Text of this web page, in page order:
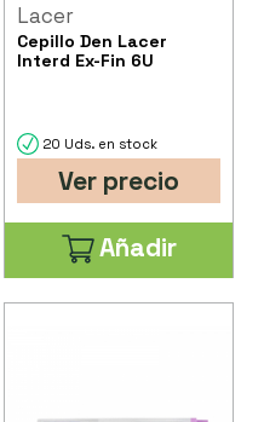
Lacer
Cepillo Den Lacer
Interd Ex-Fin 6U
20 Uds. en stock
Ver precio
Añadir